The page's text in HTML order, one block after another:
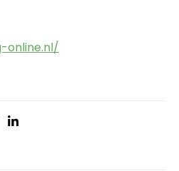
online.nl/